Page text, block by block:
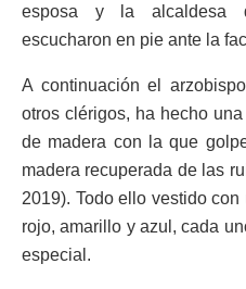
esposa y la alcaldesa
escucharon en pie ante la
A continuación el
otros clérigos, ha hecho
de madera con la que
madera recuperada de las
2019). Todo ello vestido
rojo, amarillo y azul, cada
especial.